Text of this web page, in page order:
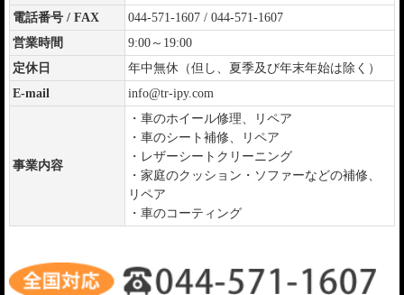
電話番号 / FAX
044-571-1607 / 044-571-1607
営業時間
9:00～19:00
定休日
年中無休（但し、夏季及び年末年始は除く）
E-mail
info@tr-ipy.com
事業内容
・車のホイール修理、リペア
・車のシート補修、リペア
・レザーシートクリーニング
・家庭のクッション・ソファーなどの補修、
リペア
・車のコーティング